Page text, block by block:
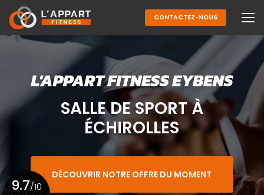
au
contenu
principal
CONTACTEZ-NOUS
SALLE DE SPORT À
ÉCHIROLLES
DÉCOUVRIR NOTRE OFFRE DU MOMENT
9.7/10